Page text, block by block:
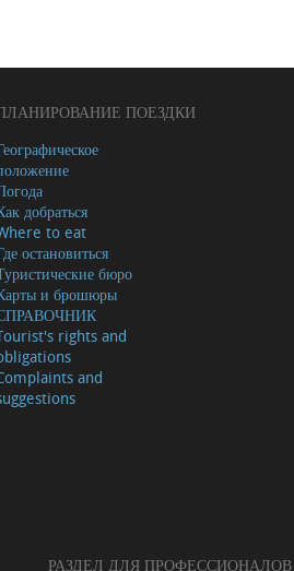
ПОЕЗДКИ
добраться
to eat
остановиться
бюро
и брошюры
rights and
and
РАЗДЕЛ ДЛЯ ПРОФЕССИОНАЛОВ